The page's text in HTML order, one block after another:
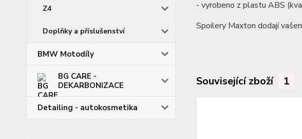
Z4
Doplňky a příslušenství
BMW Motodíly
BG CARE -
DEKARBONIZACE
Detailing - autokosmetika
- vyrobeno z plastu ABS
Spoilery Maxton dodají
Související zboží 1